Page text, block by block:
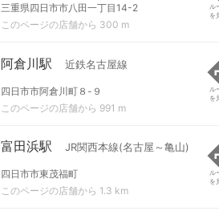
三重県四日市市八田一丁目14-2
このページの店舗から 300 m
ル
を
阿倉川駅 近鉄名古屋線
四日市市阿倉川町８-９
このページの店舗から 991 m
ル
を
富田浜駅 JR関西本線(名古屋～亀山)
四日市市東茂福町
このページの店舗から 1.3 km
ル
を